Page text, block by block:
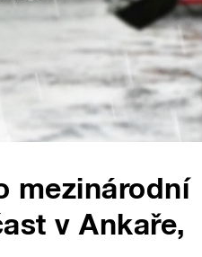
mezinárodní
v Ankaře,